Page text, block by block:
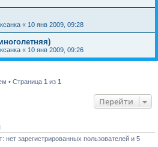
« 10 янв 2009, 09:28
« 10 янв 2009, 09:26
• Страница 1 из 1
Перейти
зарегистрированных пользователей и 5